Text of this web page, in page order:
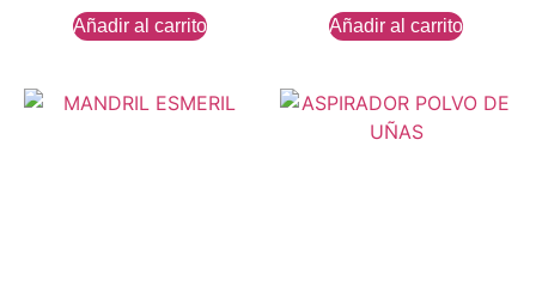
Añadir al carrito Añadir al carrito